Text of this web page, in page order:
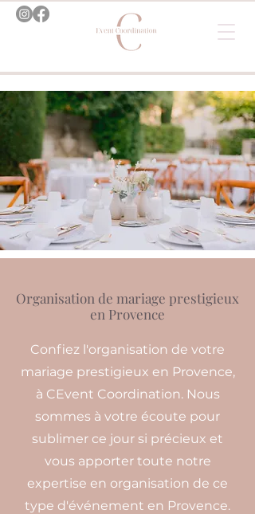
Organisation de mariage prestigieux
en Provence
Confiez l'organisation de votre
mariage prestigieux en Provence,
à CEvent Coordination. Nous
sommes à votre écoute pour
sublimer ce jour si précieux et
vous apporter toute notre
expertise en organisation de ce
type d'événement en Provence.